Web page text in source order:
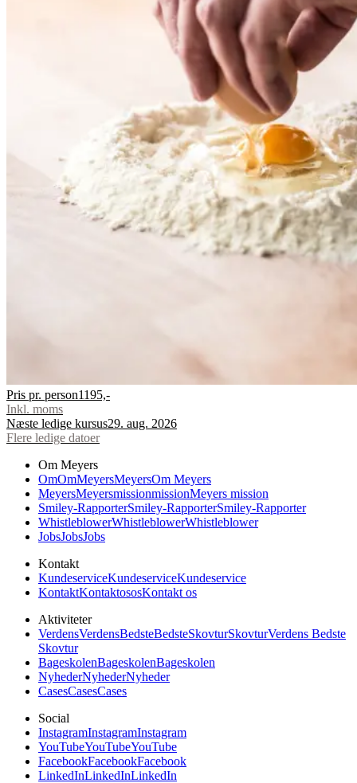
Pris pr. person1195,-
Inkl. moms
Næste ledige kursus29. aug. 2026
Flere ledige datoer
Om Meyers
OmOmMeyersMeyersOm Meyers
MeyersMeyersmissionmissionMeyers mission
Smiley-RapporterSmiley-RapporterSmiley-Rapporter
WhistleblowerWhistleblowerWhistleblower
JobsJobsJobs
Kontakt
KundeserviceKundeserviceKundeservice
KontaktKontaktososKontakt os
Aktiviteter
VerdensVerdensBedsteBedsteSkovturSkovturVerdens Bedste
Skovtur
BageskolenBageskolenBageskolen
NyhederNyhederNyheder
CasesCasesCases
Social
InstagramInstagramInstagram
YouTubeYouTubeYouTube
FacebookFacebookFacebook
LinkedInLinkedInLinkedIn